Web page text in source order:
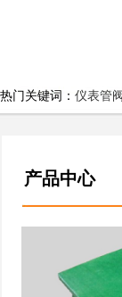
热门关键词： 仪表管
产品中心